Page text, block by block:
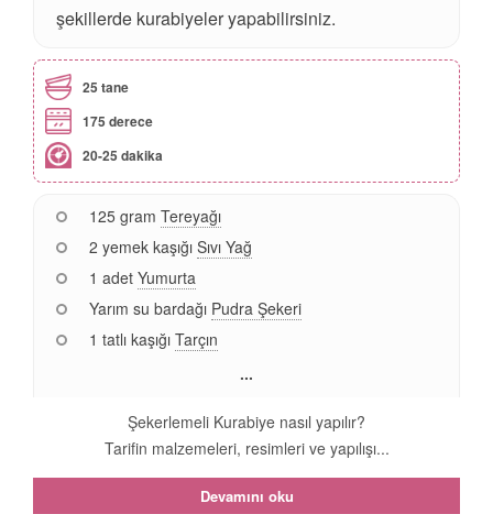
şekillerde kurabiyeler yapabilirsiniz.
25 tane
175 derece
20-25 dakika
125 gram Tereyağı
2 yemek kaşığı Sıvı Yağ
1 adet Yumurta
Yarım su bardağı Pudra Şekeri
1 tatlı kaşığı Tarçın
...
Şekerlemeli Kurabiye nasıl yapılır?
Tarifin malzemeleri, resimleri ve yapılışı...
Devamını oku